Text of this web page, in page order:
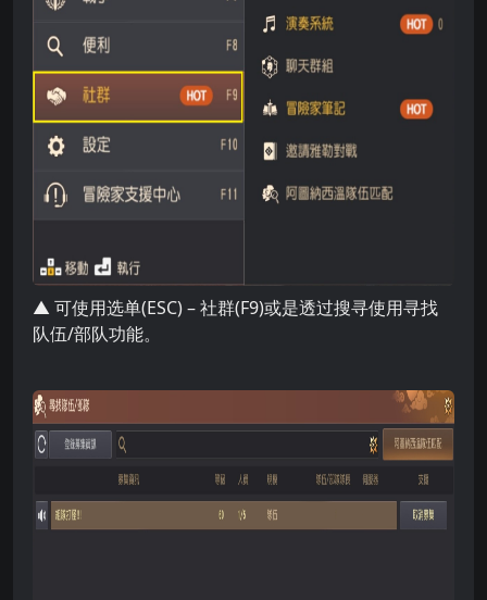
▲ 可使用选单(ESC) – 社群(F9)或是透过搜寻使用寻找
队伍/部队功能。